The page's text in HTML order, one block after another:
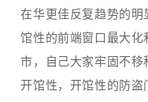
在华更佳反复趋势的
馆性的前端窗口最大化
市，自己大家牢固不
开馆性，开馆性的防